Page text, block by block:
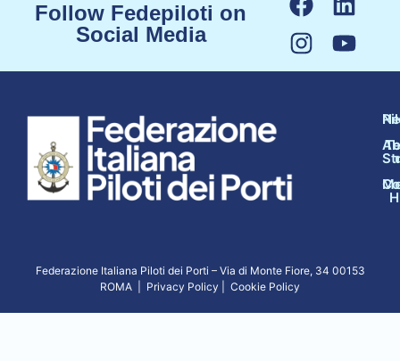
Follow Fedepiloti on
Social Media
Federazione Italiana Piloti dei Porti – Via di Monte Fiore, 34 00153
ROMA
Privacy Policy Cookie Policy